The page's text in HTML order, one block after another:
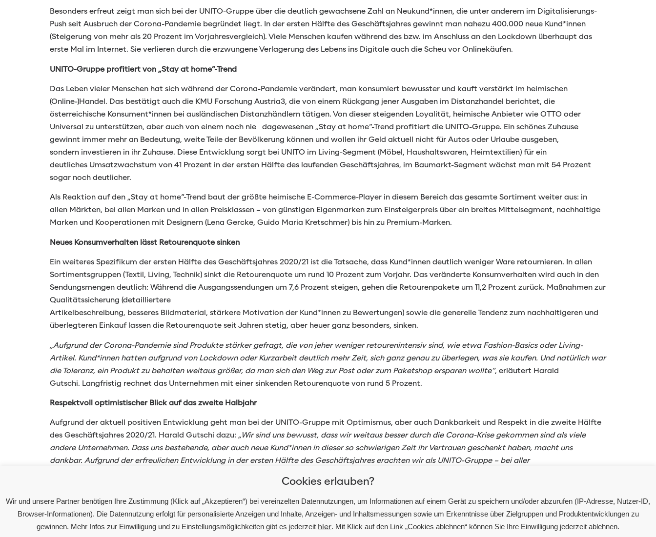
Besonders erfreut zeigt man sich bei der UNITO-Gruppe über die deutlich gewachsene Zahl an Neukund*innen, die unter anderem im Digitalisierungs-
Push seit Ausbruch der Corona-Pandemie begründet liegt. In der ersten Hälfte des Geschäftsjahres gewinnt man nahezu 400.000 neue Kund*innen
(Steigerung von mehr als 20 Prozent im Vorjahresvergleich). Viele Menschen kaufen während des bzw. im Anschluss an den Lockdown überhaupt das
erste Mal im Internet. Sie verlieren durch die erzwungene Verlagerung des Lebens ins Digitale auch die Scheu vor Onlinekäufen.
UNITO-Gruppe profitiert von „Stay at home”-Trend
Das Leben vieler Menschen hat sich während der Corona-Pandemie verändert, man konsumiert bewusster und kauft verstärkt im heimischen
(Online-)Handel. Das bestätigt auch die KMU Forschung Austria3, die von einem Rückgang jener Ausgaben im Distanzhandel berichtet, die
österreichische Konsument*innen bei ausländischen Distanzhändlern tätigen. Von dieser steigenden Loyalität, heimische Anbieter wie OTTO oder
Universal zu unterstützen, aber auch von einem noch nie dagewesenen „Stay at home“-Trend profitiert die UNITO-Gruppe. Ein schönes Zuhause
gewinnt immer mehr an Bedeutung, weite Teile der Bevölkerung können und wollen ihr Geld aktuell nicht für Autos oder Urlaube ausgeben,
sondern investieren in ihr Zuhause. Diese Entwicklung sorgt bei UNITO im Living-Segment (Möbel, Haushaltswaren, Heimtextilien) für ein
deutliches Umsatzwachstum von 41 Prozent in der ersten Hälfte des laufenden Geschäftsjahres, im Baumarkt-Segment wächst man mit 54 Prozent
sogar noch deutlicher.
Als Reaktion auf den „Stay at home“-Trend baut der größte heimische E-Commerce-Player in diesem Bereich das gesamte Sortiment weiter aus: in
allen Märkten, bei allen Marken und in allen Preisklassen – von günstigen Eigenmarken zum Einsteigerpreis über ein breites Mittelsegment, nachhaltige
Marken und Kooperationen mit Designern (Lena Gercke, Guido Maria Kretschmer) bis hin zu Premium-Marken.
Neues Konsumverhalten lässt Retourenquote sinken
Ein weiteres Spezifikum der ersten Hälfte des Geschäftsjahres 2020/21 ist die Tatsache, dass Kund*innen deutlich weniger Ware retournieren. In allen
Sortimentsgruppen (Textil, Living, Technik) sinkt die Retourenquote um rund 10 Prozent zum Vorjahr. Das veränderte Konsumverhalten wird auch in den
Sendungsmengen deutlich: Während die Ausgangssendungen um 7,6 Prozent steigen, gehen die Retourenpakete um 11,2 Prozent zurück. Maßnahmen zur
Qualitätssicherung (detailliertere
Artikelbeschreibung, besseres Bildmaterial, stärkere Motivation der Kund*innen zu Bewertungen) sowie die generelle Tendenz zum nachhaltigeren und
überlegteren Einkauf lassen die Retourenquote seit Jahren stetig, aber heuer ganz besonders, sinken.
„Aufgrund der Corona-Pandemie sind Produkte stärker gefragt, die von jeher weniger retourenintensiv sind, wie etwa Fashion-Basics oder Living-
Artikel. Kund*innen hatten aufgrund von Lockdown oder Kurzarbeit deutlich mehr Zeit, sich ganz genau zu überlegen, was sie kaufen. Und natürlich war
die Toleranz, ein Produkt zu behalten weitaus größer, da man sich den Weg zur Post oder zum Paketshop ersparen wollte“, erläutert Harald
Gutschi. Langfristig rechnet das Unternehmen mit einer sinkenden Retourenquote von rund 5 Prozent.
Respektvoll optimistischer Blick auf das zweite Halbjahr
Aufgrund der aktuell positiven Entwicklung geht man bei der UNITO-Gruppe mit Optimismus, aber auch Dankbarkeit und Respekt in die zweite Hälfte
des Geschäftsjahres 2020/21. Harald Gutschi dazu: „Wir sind uns bewusst, dass wir weitaus besser durch die Corona-Krise gekommen sind als viele
andere Unternehmen. Dass uns bestehende, aber auch neue Kund*innen in dieser so schwierigen Zeit ihr Vertrauen geschenkt haben, macht uns
dankbar. Aufgrund der erfreulichen Entwicklung in der ersten Hälfte des Geschäftsjahres erachten wir als UNITO-Gruppe – bei aller
Cookies erlauben?
Wir und unsere Partner benötigen Ihre Zustimmung (Klick auf „Akzeptieren“) bei vereinzelten Datennutzungen, um Informationen auf einem Gerät zu speichern und/oder abzurufen (IP-Adresse, Nutzer-ID,
Browser-Informationen). Die Datennutzung erfolgt für personalisierte Anzeigen und Inhalte, Anzeigen- und Inhaltsmessungen sowie um Erkenntnisse über Zielgruppen und Produktentwicklungen zu
gewinnen. Mehr Infos zur Einwilligung und zu Einstellungsmöglichkeiten gibt es jederzeit hier. Mit Klick auf den Link „Cookies ablehnen“ können Sie Ihre Einwilligung jederzeit ablehnen.